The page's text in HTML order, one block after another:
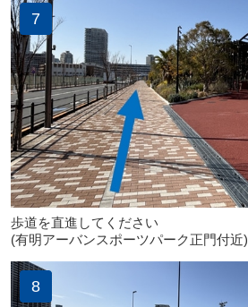
7
歩道を直進してください
(有明アーバンスポーツパーク正門付近)
8